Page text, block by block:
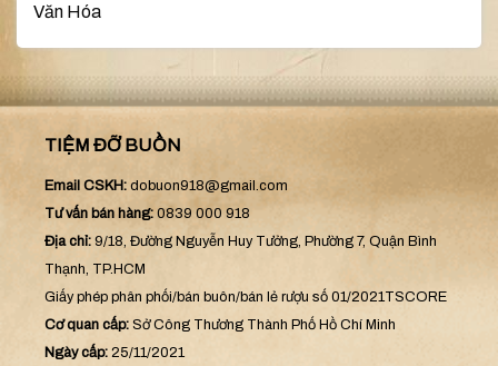
Văn Hóa
TIỆM ĐỠ BUỒN
Email CSKH: dobuon918@gmail.com
Tư vấn bán hàng: 0839 000 918
Địa chỉ: 9/18, Đường Nguyễn Huy Tưởng, Phường 7, Quận Bình
Thạnh, TP.HCM
Giấy phép phân phối/bán buôn/bán lẻ rượu số 01/2021TSCORE
Cơ quan cấp: Sở Công Thương Thành Phố Hồ Chí Minh
Ngày cấp: 25/11/2021